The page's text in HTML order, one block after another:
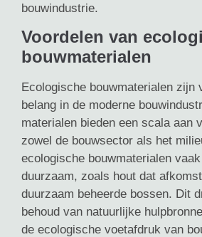
bouwindustrie.
Voordelen van
bouwmaterialen
Ecologische bouwmaterialen zijn
belang in de moderne
materialen bieden een scala aan
zowel de bouwsector als het
ecologische bouwmaterialen
duurzaam, zoals hout dat
duurzaam beheerde bossen. Dit
behoud van natuurlijke
de ecologische voetafdruk van